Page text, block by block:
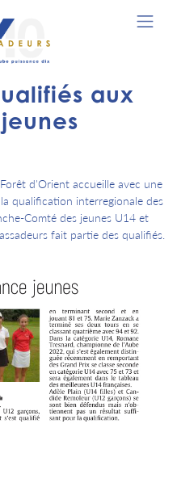
aux
d'Orient accueille avec une
qualification interregionale des
Comté des jeunes U14 et
fait partie des qualifiés.